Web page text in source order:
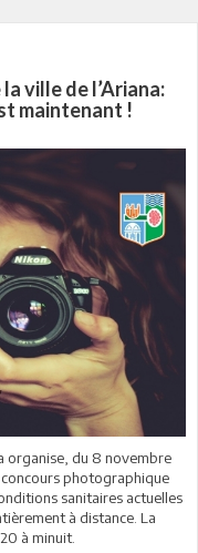
ville de l’Ariana:
maintenant !
organise, du 8 novembre
photographique
sanitaires actuelles
à distance. La
à minuit.